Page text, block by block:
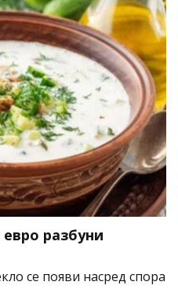
разбуни
се появи насред спора